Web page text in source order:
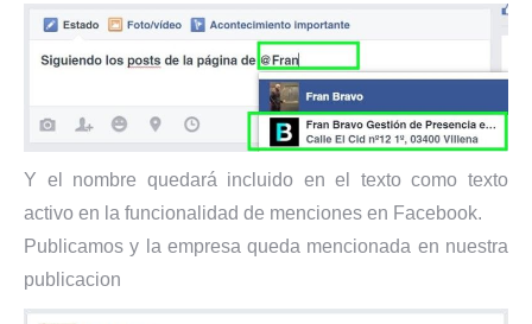
Y el nombre quedará incluido en el texto como texto
activo en la funcionalidad de menciones en Facebook.
Publicamos y la empresa queda mencionada en nuestra
publicacion